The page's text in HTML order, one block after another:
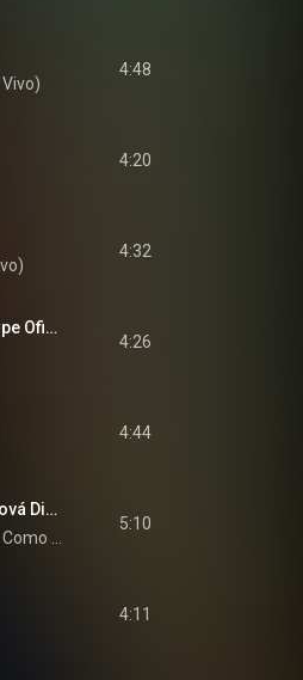
4:48
4:20
4:32
Léa Mendonça - A Família e a Marca (Ao Vivo) (Clipe Oficial MK Music)
4:26
4:44
Medley - Corinhos de Fogo (Deus Forte Como Jeová Divisa de Fogo Vem Cá Vem Ver Carros de Fogo Jacó Segurou o Anjo Desemborca o Vaso) (Ao Vivo)
5:10
4:11